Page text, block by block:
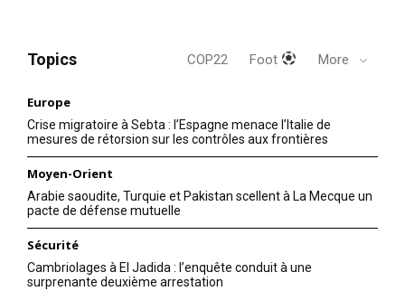
en famine ou risque…
Topics COP22 Foot More
Europe
Crise migratoire à Sebta : l’Espagne menace l’Italie de
mesures de rétorsion sur les contrôles aux frontières
Moyen-Orient
Arabie saoudite, Turquie et Pakistan scellent à La Mecque un
pacte de défense mutuelle
Sécurité
Cambriolages à El Jadida : l’enquête conduit à une
surprenante deuxième arrestation